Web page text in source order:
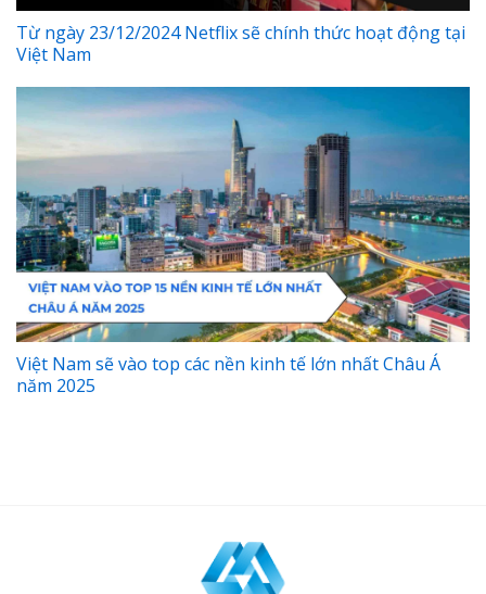
Từ ngày 23/12/2024 Netflix sẽ chính thức hoạt động tại
Việt Nam
Việt Nam sẽ vào top các nền kinh tế lớn nhất Châu Á
năm 2025